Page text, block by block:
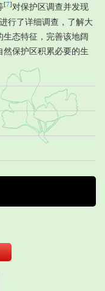
[7] 对保护区调查并发现
行了详细调查，了解大
态特征，完善该地阔
然保护区积累必要的生